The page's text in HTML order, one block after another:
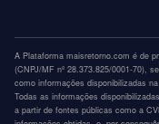
A Plataforma maisretorno.com é de
(CNPJ/MF nº 28.373.825/0001-70),
como informações disponibilizadas
Todas as informações
a partir de fontes públicas como a